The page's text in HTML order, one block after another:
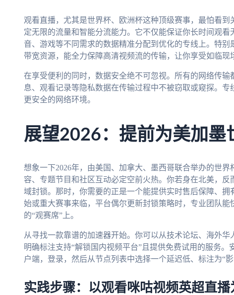
观看直播，尤其是世界杯、欧洲杯这种顶级赛事，最怕看
定无限的流量和智能分流能力。它不仅能保证你长时间观
音、游戏等不同需求的数据精准分配到优化的专线上。特
带宽资源，能全力保障高清视频流的传输，让你享受如临现
在享受便利的同时，数据安全绝不可忽视。所有的网络传
息、观看记录等隐私数据在传输过程中不被窃取或窥探。专
更安全的网络环境。
展望2026：提前为美加墨
想象一下2026年，由美国、加拿大、墨西哥联合举办的世
容、专题节目和社区互动必定空前火热。你若身在北美，
域封锁。那时，你需要的正是一个能提供实时售后保障、
始或重大赛事来临，平台偶尔更新封锁策略时，专业团队
的“观赛席”上。
从寻找一款靠谱的加速器开始。你可以从技术论坛、海外
明确标注支持“解锁国内视频平台”且提供免费试用的服务
户端，登录，然后从节点列表中选择一个延迟低、标注为“
实践步骤：以观看咪咕视频英超直播